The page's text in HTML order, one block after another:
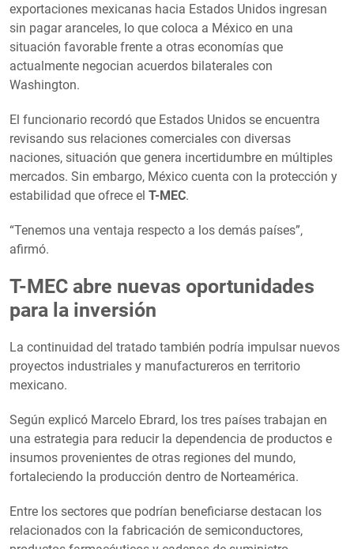
exportaciones mexicanas hacia Estados Unidos ingresan
sin pagar aranceles, lo que coloca a México en una
situación favorable frente a otras economías que
actualmente negocian acuerdos bilaterales con
Washington.
El funcionario recordó que Estados Unidos se encuentra
revisando sus relaciones comerciales con diversas
naciones, situación que genera incertidumbre en múltiples
mercados. Sin embargo, México cuenta con la protección y
estabilidad que ofrece el T-MEC.
“Tenemos una ventaja respecto a los demás países”,
afirmó.
T-MEC abre nuevas oportunidades
para la inversión
La continuidad del tratado también podría impulsar nuevos
proyectos industriales y manufactureros en territorio
mexicano.
Según explicó Marcelo Ebrard, los tres países trabajan en
una estrategia para reducir la dependencia de productos e
insumos provenientes de otras regiones del mundo,
fortaleciendo la producción dentro de Norteamérica.
Entre los sectores que podrían beneficiarse destacan los
relacionados con la fabricación de semiconductores,